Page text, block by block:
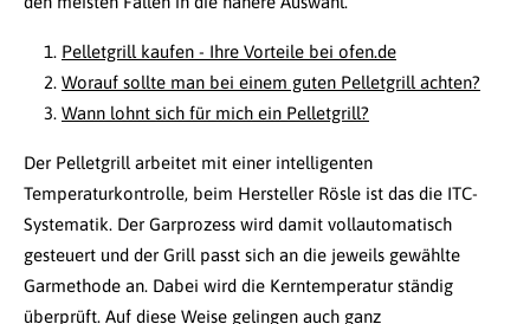
Pelletgrill kaufen - Ihre Vorteile bei ofen.de
Worauf sollte man bei einem guten Pelletgrill achten?
Wann lohnt sich für mich ein Pelletgrill?
Der Pelletgrill arbeitet mit einer intelligenten
Temperaturkontrolle, beim Hersteller Rösle ist das die ITC-
Systematik. Der Garprozess wird damit vollautomatisch
gesteuert und der Grill passt sich an die jeweils gewählte
Garmethode an. Dabei wird die Kerntemperatur ständig
überprüft. Auf diese Weise gelingen auch ganz